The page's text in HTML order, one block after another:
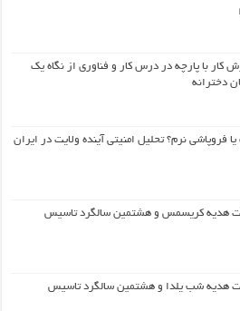
کار با پارچه در درس کار و فناوری از نگاه یک
دخترانه
فروپاشی نرم؟ تحلیل امنیتی آینده ولایت در ایران
هدیه کریسمس و هشتمین سالگرد تاسیس
هدیه شب یلدا و هشتمین سالگرد تاسیس